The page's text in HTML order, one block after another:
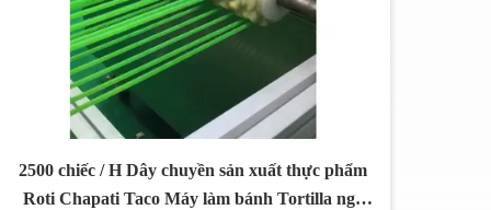
2500 chiếc / H Dây chuyền sản xuất thực phẩm
Roti Chapati Taco Máy làm bánh Tortilla ngô